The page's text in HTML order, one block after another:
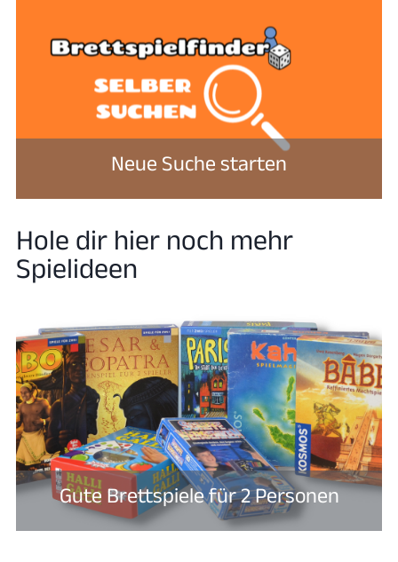
Neue Suche starten
Hole dir hier noch mehr
Spielideen
Gute Brettspiele für 2 Personen​